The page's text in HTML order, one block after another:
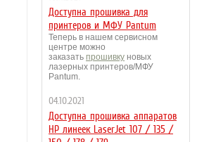
Доступна прошивка для
принтеров и МФУ Pantum
Теперь в нашем сервисном
центре можно
заказать прошивку новых
лазерных принтеров/МФУ
Pantum.
04.10.2021
Доступна прошивка аппаратов
HP линеек LaserJet 107 / 135 /